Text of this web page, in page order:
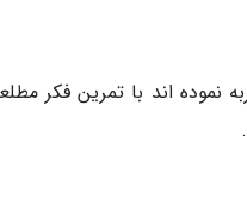
نموده اند با تمرین فکر